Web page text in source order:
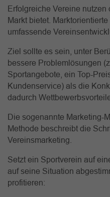
Erfolgreiche Vereine
Markt bietet.
umfassende
Ziel sollte es sein, unter
bessere Problemlösungen
Sportangebote, ein Top-
Kundenservice) als die
dadurch
Die sogenannte Marketing-
Methode beschreibt die
Vereinsmarketing.
Setzt ein Sportverein auf
auf seine Situation
profitieren: